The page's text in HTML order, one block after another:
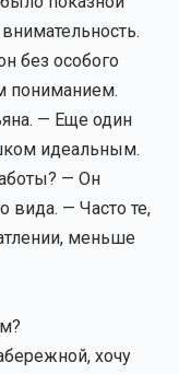
без особого
пониманием.
— Еще один
идеальным.
— Он
вида. — Часто те,
меньше
хочу